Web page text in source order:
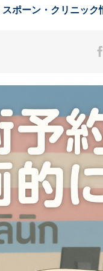
スポーン・クリニック